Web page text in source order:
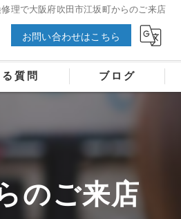
理で大阪府吹田市江坂町からのご来店
お問い合わせはこちら
質問 ブログ
のご来店